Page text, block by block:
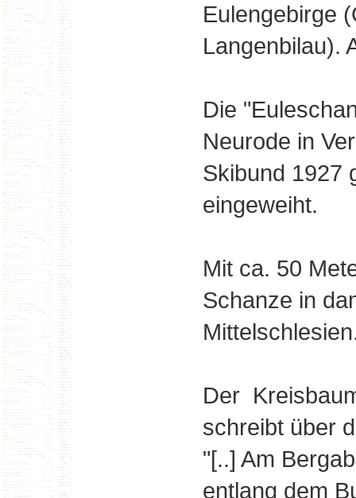
Eulengebirge
Langenbilau).
Die
Neurode in
Skibund 1927
eingeweiht.
Mit ca. 50
Schanze in
Der
schreibt über
"[..] Am
entlang dem